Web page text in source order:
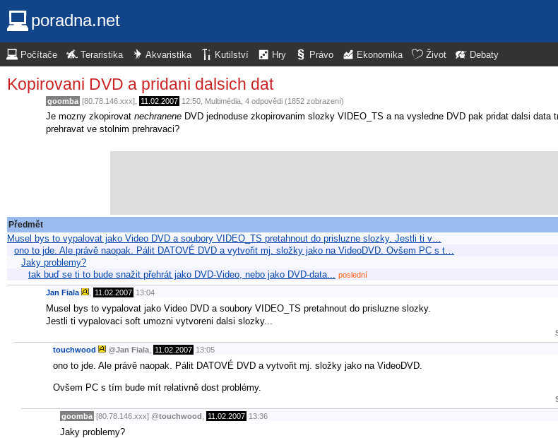
poradna.net
Počítače Teraristika Akvaristika Kutilství Hry Právo Ekonomika Život Debaty
Kopirovani DVD a pridani dalsich dat
goomba [80.78.146.xxx], 11.02.2007 12:50 Multimédia , 4 odpovědi (1852 zobrazení)
Je mozny zkopirovat nechranene DVD jednoduse zkopirovanim slozky VIDEO_TS a na vysledne DVD pak pridat dalsi data
prehravat ve stolnim prehravaci?
Předmět
Musel bys to vypalovat jako Video DVD a soubory VIDEO_TS pretahnout do prisluzne slozky. Jestli ti v…
ono to jde. Ale právě naopak. Pálit DATOVÉ DVD a vytvořit mj. složky jako na VideoDVD. Ovšem PC s t…
Jaky problemy?
tak buď se ti to bude snažit přehrát jako DVD-Video, nebo jako DVD-data... poslední
Jan Fiala 11.02.2007 13:04
Musel bys to vypalovat jako Video DVD a soubory VIDEO_TS pretahnout do prisluzne slozky.
Jestli ti vypalovaci soft umozni vytvoreni dalsi slozky...
touchwood @Jan Fiala 11.02.2007 13:05
ono to jde. Ale právě naopak. Pálit DATOVÉ DVD a vytvořit mj. složky jako na VideoDVD.
Ovšem PC s tím bude mít relativně dost problémy.
goomba [80.78.146.xxx] @touchwood 11.02.2007 13:36
Jaky problemy?